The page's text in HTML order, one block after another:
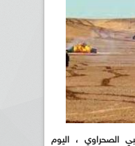
الصحراوي ، اليوم